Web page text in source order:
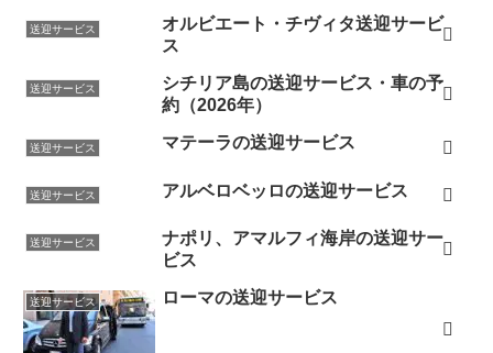
すすめのムール貝とリゾットを食べました。妻と一緒に
とても美味しく頂きました。食後酒のサービスもしてい
ただきました。あと二日ローマに滞在して帰国です。こ
の度は大変お世話になりました。ありがとうございまし
昨日イタリアから戻ってきました。シェナのレストラン
の予約とパラティーナ美術館の予約手配をありがとうご
ごせました。美術館もすぐに入館でき、希望通りの時間
ました。とても充実した時間を持つことが出来て感謝し
ております。次回も又お願いするかと思いますがこれか
送迎サービス
オルビエート・チヴィタ送迎サービ
ス
送迎サービス
シチリア島の送迎サービス・車の予
約（2026年）
送迎サービス マテーラの送迎サービス
送迎サービス アルベロベッロの送迎サービス
送迎サービス
ナポリ、アマルフィ海岸の送迎サー
ビス
送迎サービス ローマの送迎サービス